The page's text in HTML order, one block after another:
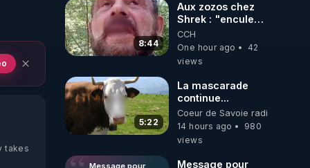
takes
8:44
Aux zozos chez
Shrek : "encule
toi tout seul
espèce de mal
polish"
CCH
One hour ago
42
views
5:22
La mascarade
continue...
Coeur de Savoie radioweb TV
14 hours ago
980
views
Message pour
Message pour